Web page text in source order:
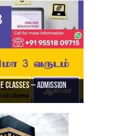
Classes – Admission
Classes – BA Arabic
ADMISSION
Jamia Al Hajiri
Malaz, Riyadh